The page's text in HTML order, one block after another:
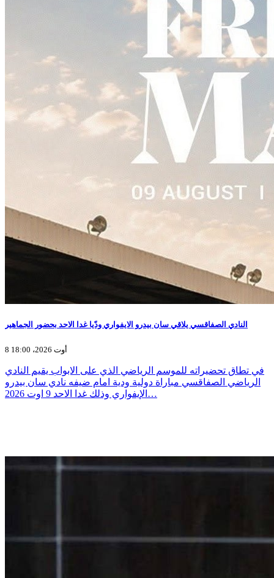
النادي الصفاقسي يلاقي سان بيدرو الايفواري ودّيا غدا الاحد بحضور الجماهير
8 أوت 2026، 18:00
في تطاق تحضيراته للموسم الرياضي الذي على الابواب يقيم النادي
الرياضي الصفاقسي مباراة دولية ودية امام ضيفه نادي سان بيدرو
الإيفواري وذلك غدا الاحد 9 اوت 2026…